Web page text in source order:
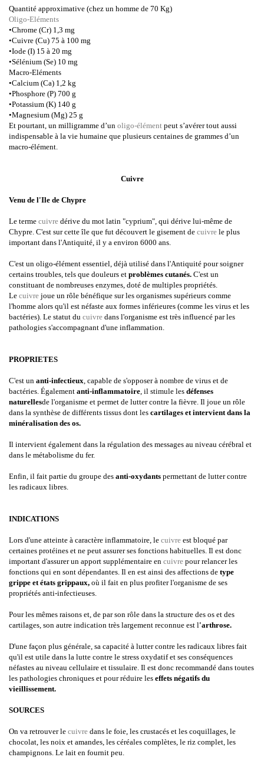
Quantité approximative (chez un homme de 70 Kg)
Oligo-Eléments
•Chrome (Cr) 1,3 mg
•Cuivre (Cu) 75 à 100 mg
•Iode (I) 15 à 20 mg
•Sélénium (Se) 10 mg
Macro-Eléments
•Calcium (Ca) 1,2 kg
•Phosphore (P) 700 g
•Potassium (K) 140 g
•Magnesium (Mg) 25 g
Et pourtant, un milligramme d’un oligo-élément peut s’avérer tout aussi
indispensable à la vie humaine que plusieurs centaines de grammes d’un
macro-élément.
Cuivre
Venu de l'Ile de Chypre
Le terme cuivre dérive du mot latin "cyprium", qui dérive lui-même de
Chypre. C'est sur cette île que fut découvert le gisement de cuivre le plus
important dans l'Antiquité, il y a environ 6000 ans.
C'est un oligo-élément essentiel, déjà utilisé dans l'Antiquité pour soigner
certains troubles, tels que douleurs et problèmes cutanés. C'est un
constituant de nombreuses enzymes, doté de multiples propriétés.
Le cuivre joue un rôle bénéfique sur les organismes supérieurs comme
l'homme alors qu'il est néfaste aux formes inférieures (comme les virus et les
bactéries). Le statut du cuivre dans l'organisme est très influencé par les
pathologies s'accompagnant d'une inflammation.
PROPRIETES
C'est un anti-infectieux , capable de s'opposer à nombre de virus et de
bactéries. Également anti-inflammatoire , il stimule les défenses
naturellesde l'organisme et permet de lutter contre la fièvre. Il joue un rôle
dans la synthèse de différents tissus dont les cartilages et intervient dans la
minéralisation des os.
Il intervient également dans la régulation des messages au niveau cérébral et
dans le métabolisme du fer.
Enfin, il fait partie du groupe des anti-oxydants permettant de lutter contre
les radicaux libres.
INDICATIONS
Lors d'une atteinte à caractère inflammatoire, le cuivre est bloqué par
certaines protéines et ne peut assurer ses fonctions habituelles. Il est donc
important d'assurer un apport supplémentaire en cuivre pour relancer les
fonctions qui en sont dépendantes. Il en est ainsi des affections de type
grippe et états grippaux, où il fait en plus profiter l'organisme de ses
propriétés anti-infectieuses.
Pour les mêmes raisons et, de par son rôle dans la structure des os et des
cartilages, son autre indication très largement reconnue est l'arthrose.
D'une façon plus générale, sa capacité à lutter contre les radicaux libres fait
qu'il est utile dans la lutte contre le stress oxydatif et ses conséquences
néfastes au niveau cellulaire et tissulaire. Il est donc recommandé dans toutes
les pathologies chroniques et pour réduire les effets négatifs du
vieillissement.
SOURCES
On va retrouver le cuivre dans le foie, les crustacés et les coquillages, le
chocolat, les noix et amandes, les céréales complètes, le riz complet, les
champignons. Le lait en fournit peu.